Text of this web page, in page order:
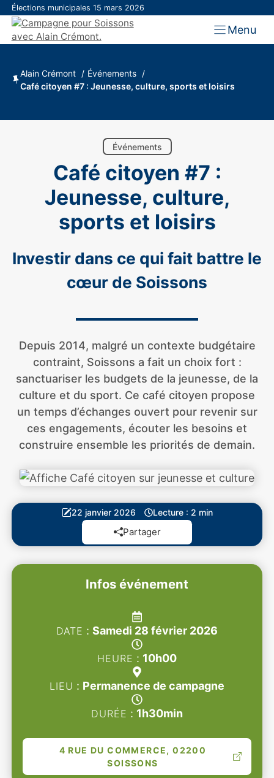
Aller
contenu
Menu
Élections municipales 15 mars 2026
Alain Crémont
Événements
Café citoyen #7 : Jeunesse, culture, sports et loisirs
Événements
Café citoyen #7 :
Jeunesse, culture,
sports et loisirs
Investir dans ce qui fait battre le
cœur de Soissons
Depuis 2014, malgré un contexte budgétaire
contraint, Soissons a fait un choix fort :
sanctuariser les budgets de la jeunesse, de la
culture et du sport. Ce café citoyen propose
un temps d’échanges ouvert pour revenir sur
ces engagements, écouter les besoins et
construire ensemble les priorités de demain.
22 janvier 2026 Lecture : 2 min
Partager
Infos événement
DATE : samedi 28 février 2026
HEURE : 10h00
LIEU : Permanence de campagne
DURÉE : 1h30min
4 RUE DU COMMERCE, 02200
SOISSONS